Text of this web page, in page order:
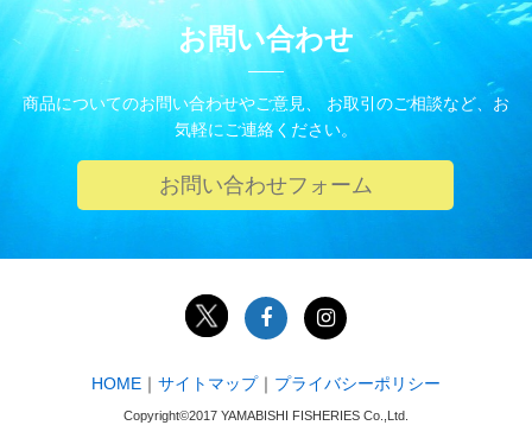
お問い合わせ
商品についてのお問い合わせやご意見、 お取引のご相談など、お
気軽にご連絡ください。
お問い合わせフォーム
HOME ｜ サイトマップ｜ プライバシーポリシー
Copyright©2017 YAMABISHI FISHERIES Co.,Ltd.